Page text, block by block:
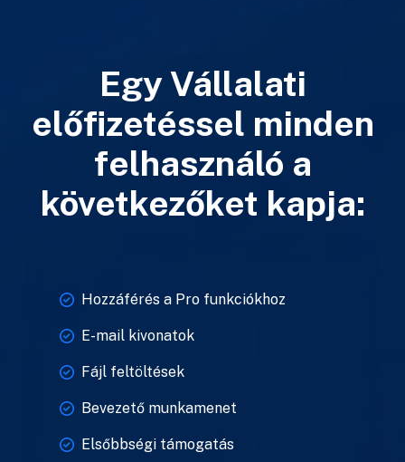
Egy Vállalati
előfizetéssel minden
felhasználó a
következőket kapja:
Hozzáférés a Pro funkciókhoz
E-mail kivonatok
Fájl feltöltések
Bevezető munkamenet
Elsőbbségi támogatás